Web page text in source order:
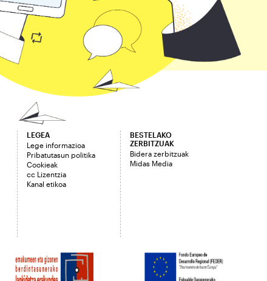
LEGEA
Lege informazioa
Pribatutasun politika
Cookieak
cc Lizentzia
Kanal etikoa
BESTELAKO
ZERBITZUAK
Bidera zerbitzuak
Midas Media